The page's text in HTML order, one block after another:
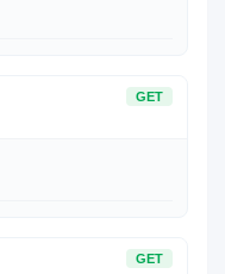
GET
GET